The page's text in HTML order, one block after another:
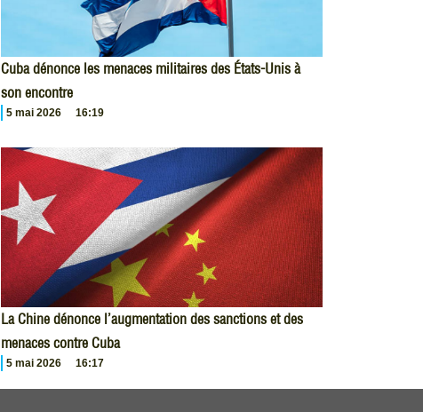
Cuba dénonce les menaces militaires des États-Unis à
son encontre
5 mai 2026 16:19
La Chine dénonce l’augmentation des sanctions et des
menaces contre Cuba
5 mai 2026 16:17